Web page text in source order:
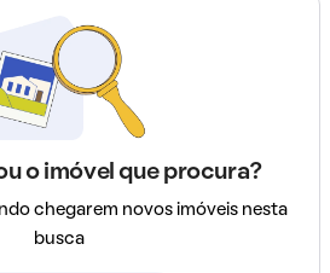
o imóvel que procura?
chegarem novos imóveis nesta
busca